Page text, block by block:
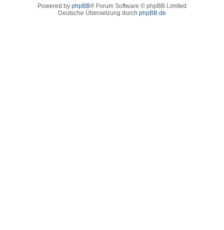
Powered by phpBB® Forum Software © phpBB Limited
Deutsche Übersetzung durch phpBB.de